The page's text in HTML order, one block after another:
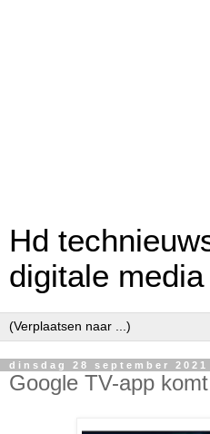
Hd
digitale media
dinsdag 28 september 2021
Google TV-app